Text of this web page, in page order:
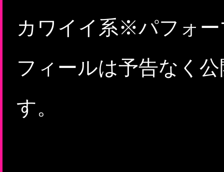
カワイイ系※パフォ
フィールは予告なく
す。